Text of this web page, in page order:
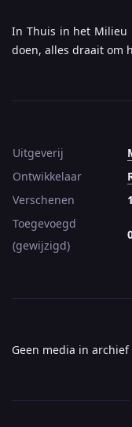
In Thuis in het Milieu
doen, alles draait om
Uitgeverij
Ontwikkelaar
Verschenen
Toegevoegd
(gewijzigd)
Geen media in archief